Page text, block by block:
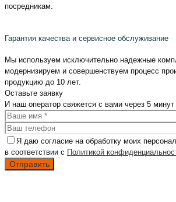
посредникам.
Гарантия качества и сервисное обслуживание
Мы используем исключительно надежные
модернизируем и совершенствуем процесс
продукцию до 10 лет.
Оставьте заявку
И наш оператор свяжется с вами через 5 минут
Я даю согласие на обработку моих
в соответствии с Политикой